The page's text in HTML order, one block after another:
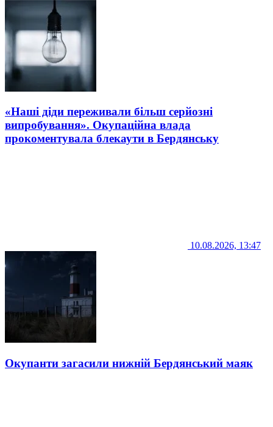
«Наші діди переживали більш серйозні
випробування». Окупаційна влада
прокоментувала блекаути в Бердянську
10.08.2026, 13:47
Окупанти загасили нижній Бердянський маяк